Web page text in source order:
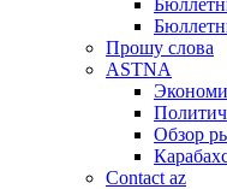
Прошу слова
ASTNA
Обзор
Contact az